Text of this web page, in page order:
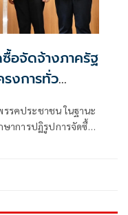
อจัดจ้างภาครัฐ
รงการทั่ว
หมื่นล้านบาท
รคประชาชน ในฐานะ
าการปฏิรูปการจัดซื้อ